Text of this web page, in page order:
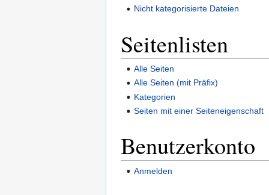
Nicht kategorisierte Dateien
Seitenlisten
Alle Seiten
Alle Seiten (mit Präfix)
Kategorien
Seiten mit einer Seiteneigenschaft
Benutzerkonto
Anmelden